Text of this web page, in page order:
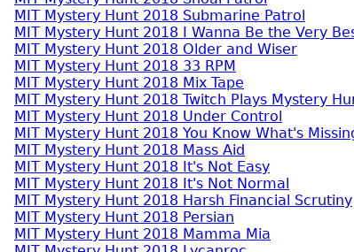
MIT Mystery Hunt 2018 Submarine Patrol
MIT Mystery Hunt 2018 I Wanna Be the Very
MIT Mystery Hunt 2018 Older and Wiser
MIT Mystery Hunt 2018 33 RPM
MIT Mystery Hunt 2018 Mix Tape
MIT Mystery Hunt 2018 Twitch Plays Mystery
MIT Mystery Hunt 2018 Under Control
MIT Mystery Hunt 2018 You Know What's
MIT Mystery Hunt 2018 Mass Aid
MIT Mystery Hunt 2018 It's Not Easy
MIT Mystery Hunt 2018 It's Not Normal
MIT Mystery Hunt 2018 Harsh Financial Scrutiny
MIT Mystery Hunt 2018 Persian
MIT Mystery Hunt 2018 Mamma Mia